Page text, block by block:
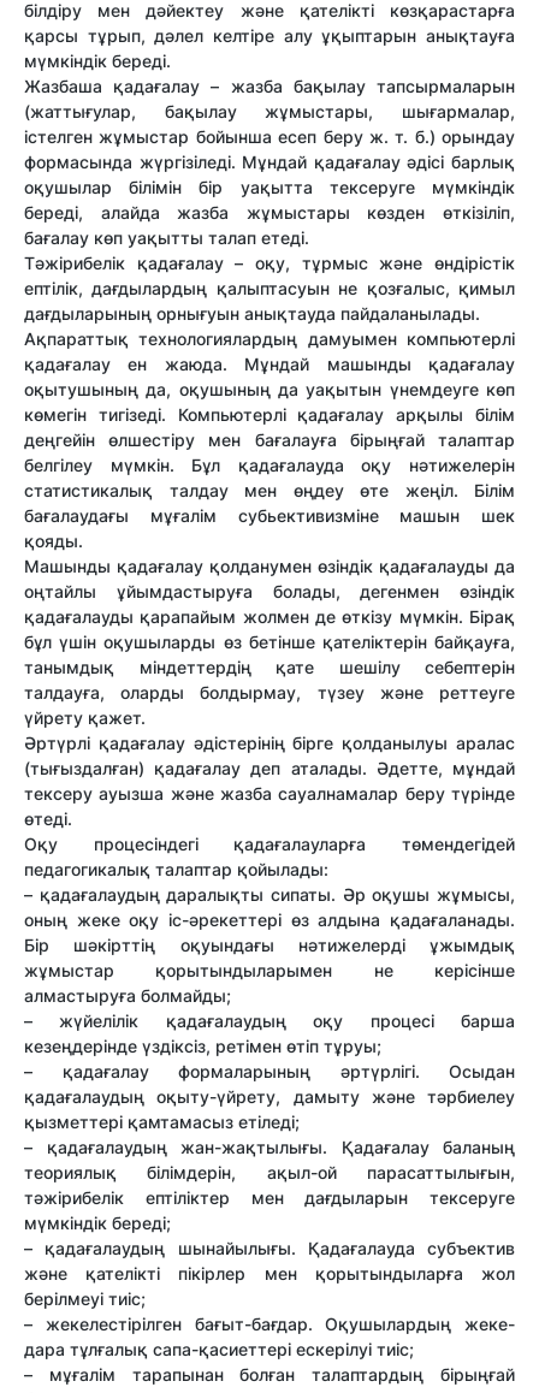
білдіру мен дəйектеу жəне қателікті көзқарастарға
қарсы тұрып, дəлел келтіре алу ұқыптарын анықтауға
мүмкіндік береді.
Жазбаша қадағалау – жазба бақылау тапсырмаларын
(жаттығулар, бақылау жұмыстары, шығармалар,
істелген жұмыстар бойынша есеп беру ж. т. б.) орындау
формасында жүргізіледі. Мұндай қадағалау əдісі барлық
оқушылар білімін бір уақытта тексеруге мүмкіндік
береді, алайда жазба жұмыстары көзден өткізіліп,
бағалау көп уақытты талап етеді.
Тəжірибелік қадағалау – оқу, тұрмыс жəне өндірістік
ептілік, дағдылардың қалыптасуын не қозғалыс, қимыл
дағдыларының орнығуын анықтауда пайдаланылады.
Ақпараттық технологиялардың дамуымен компьютерлі
қадағалау ен жаюда. Мұндай машынды қадағалау
оқытушының да, оқушының да уақытын үнемдеуге көп
көмегін тигізеді. Компьютерлі қадағалау арқылы білім
деңгейін өлшестіру мен бағалауға бірыңғай талаптар
белгілеу мүмкін. Бұл қадағалауда оқу нəтижелерін
статистикалық талдау мен өңдеу өте жеңіл. Білім
бағалаудағы мұғалім субьективизміне машын шек
қояды.
Машынды қадағалау қолданумен өзіндік қадағалауды да
оңтайлы ұйымдастыруға болады, дегенмен өзіндік
қадағалауды қарапайым жолмен де өткізу мүмкін. Бірақ
бұл үшін оқушыларды өз бетінше қателіктерін байқауға,
танымдық міндеттердің қате шешілу себептерін
талдауға, оларды болдырмау, түзеу жəне реттеуге
үйрету қажет.
Əртүрлі қадағалау əдістерінің бірге қолданылуы аралас
(тығыздалған) қадағалау деп аталады. Əдетте, мұндай
тексеру ауызша жəне жазба сауалнамалар беру түрінде
өтеді.
Оқу процесіндегі қадағалауларға төмендегідей
педагогикалық талаптар қойылады:
– қадағалаудың даралықты сипаты. Əр оқушы жұмысы,
оның жеке оқу іс-əрекеттері өз алдына қадағаланады.
Бір шəкірттің оқуындағы нəтижелерді ұжымдық
жұмыстар қорытындыларымен не керісінше
алмастыруға болмайды;
– жүйелілік қадағалаудың оқу процесі барша
кезеңдерінде үздіксіз, ретімен өтіп тұруы;
– қадағалау формаларының əртүрлігі. Осыдан
қадағалаудың оқыту-үйрету, дамыту жəне тəрбиелеу
қызметтері қамтамасыз етіледі;
– қадағалаудың жан-жақтылығы. Қадағалау баланың
теориялық білімдерін, ақыл-ой парасаттылығын,
тəжірибелік ептіліктер мен дағдыларын тексеруге
мүмкіндік береді;
– қадағалаудың шынайылығы. Қадағалауда субъектив
жəне қателікті пікірлер мен қорытындыларға жол
берілмеуі тиіс;
– жекелестірілген бағыт-бағдар. Оқушылардың жеке-
дара тұлғалық сапа-қасиеттері ескерілуі тиіс;
– мұғалім тарапынан болған талаптардың бірыңғай